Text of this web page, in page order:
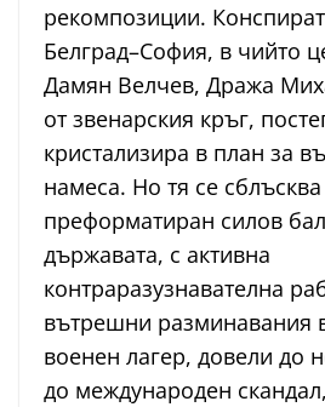
рекомпозиции.
Белград–София, в чийто
Дамян Велчев, Дража
от звенарския кръг,
кристализира в план за
намеса. Но тя се
преформатиран силов
държавата, с активна
контраразузнавателна
вътрешни разминавания
военен лагер, довели до
до международен